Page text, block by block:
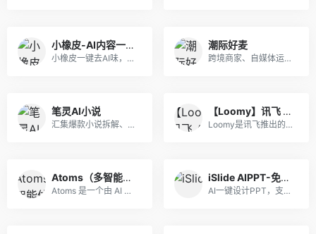
小橡皮-AI内容一键变人味
小橡皮一键去AI味，将机器味重的内容改得更有活人感，防止因为 AI 内容被平台打上 AI 标签，以及限流。发布前检测敏感表达与违禁词，减少内容违规和限流风险发布。
潮际好麦
跨境商家、自媒体运营专用，一键制作电商海报商品图，蓝海赛道极易获客~
笔灵AI小说
汇集爆款小说拆解、小说大纲一键生成、200+小说生成器、总结网文大神写作公式、精选小说资料库。
【Loomy】讯飞 AI 办公智能体
Loomy是讯飞推出的桌面级AI助理，安装即用，适用自媒体、办公、日程等场景，能学习你的工作习惯，越用越懂你。
Atoms（多智能体无代码开发平台）
Atoms 是一个由 AI 驱动的开...
iSlide AIPPT-免费体验
AI一键设计PPT，支持输入主题、导入文件、上传模板生成PPT。